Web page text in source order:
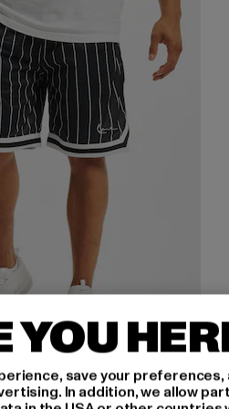
Pinstripe Mesh
YOU
save your
In addition, we allow